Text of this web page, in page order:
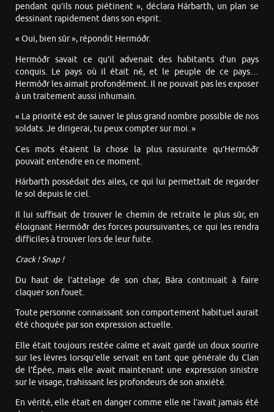
pendant qu’ils nous piétinent », déclara Hárbarth, un plan se
dessinant rapidement dans son esprit.
« Oui, bien sûr », répondit Hermóðr.
Hermóðr savait ce qu’il advenait des habitants d’un pays
conquis. Le pays où il était né, et le peuple de ce pays…
Hermóðr les aimait profondément. Il ne pouvait pas les exposer
à un traitement aussi inhumain.
« La priorité est de sauver le plus grand nombre possible de nos
soldats. Je dirigerai, tu peux compter sur moi. »
Ces mots étaient la chose la plus rassurante qu’Hermóðr
pouvait entendre en ce moment.
Hárbarth possédait des ailes, ce qui lui permettait de regarder
le sol depuis le ciel.
Il lui suffisait de trouver le chemin de retraite le plus sûr, en
éloignant Hermóðr des forces poursuivantes, ce qui les rendra
difficiles à trouver lors de leur fuite.
Crack ! Snap !
Du haut de l’attelage de son char, Bára continuait à faire
claquer son fouet.
Toute personne connaissant son comportement habituel aurait
été choquée par son expression actuelle.
Elle était toujours restée calme et avait gardé un doux sourire
sur les lèvres lorsqu’elle servait en tant que générale du Clan
de l’Épée, mais elle avait maintenant une expression sinistre
sur le visage, trahissant les profondeurs de son anxiété.
En vérité, elle était en danger comme elle ne l’avait jamais été